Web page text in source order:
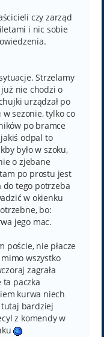
czy zarząd
i nic sobie
Strzelamy
nie chodzi o
urządzał po
sezonie, tylko co
po bramce
odpal to
było w szoku,
o zjebane
po prostu jest
do tego potrzeba
w okienku
bo:
jego mac.
poście, nie płacze
wszystko
zagrała
ta paczka
kurwa niech
bardziej
z komendy w